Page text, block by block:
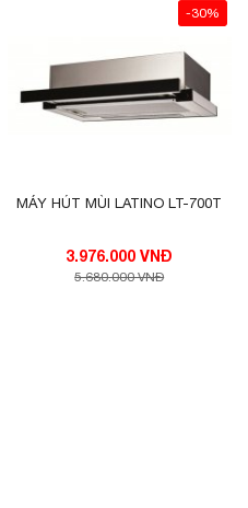
-30%
MÁY HÚT MÙI LATINO LT-700T
3.976.000 VNĐ
5.680.000 VNĐ